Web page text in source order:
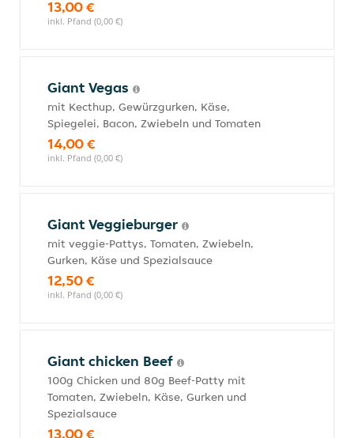
13,00 €
inkl. Pfand (0,00 €)
Giant Vegas
mit Kecthup, Gewürzgurken, Käse,
Spiegelei, Bacon, Zwiebeln und Tomaten
14,00 €
inkl. Pfand (0,00 €)
Giant Veggieburger
mit veggie-Pattys, Tomaten, Zwiebeln,
Gurken, Käse und Spezialsauce
12,50 €
inkl. Pfand (0,00 €)
Giant chicken Beef
100g Chicken und 80g Beef-Patty mit
Tomaten, Zwiebeln, Käse, Gurken und
Spezialsauce
13,00 €